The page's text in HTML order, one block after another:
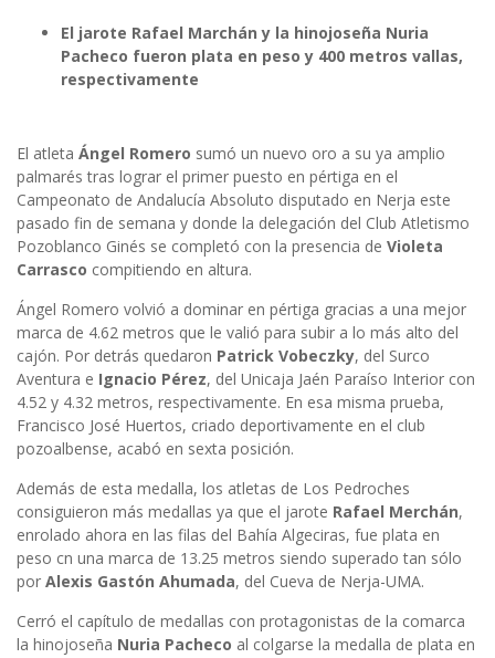
El jarote Rafael Marchán y la hinojoseña Nuria
Pacheco fueron plata en peso y 400 metros vallas,
respectivamente
El atleta Ángel Romero sumó un nuevo oro a su ya amplio
palmarés tras lograr el primer puesto en pértiga en el
Campeonato de Andalucía Absoluto disputado en Nerja este
pasado fin de semana y donde la delegación del Club Atletismo
Pozoblanco Ginés se completó con la presencia de Violeta
Carrasco compitiendo en altura.
Ángel Romero volvió a dominar en pértiga gracias a una mejor
marca de 4.62 metros que le valió para subir a lo más alto del
cajón. Por detrás quedaron Patrick Vobeczky, del Surco
Aventura e Ignacio Pérez, del Unicaja Jaén Paraíso Interior con
4.52 y 4.32 metros, respectivamente. En esa misma prueba,
Francisco José Huertos, criado deportivamente en el club
pozoalbense, acabó en sexta posición.
Además de esta medalla, los atletas de Los Pedroches
consiguieron más medallas ya que el jarote Rafael Merchán,
enrolado ahora en las filas del Bahía Algeciras, fue plata en
peso cn una marca de 13.25 metros siendo superado tan sólo
por Alexis Gastón Ahumada, del Cueva de Nerja-UMA.
Cerró el capítulo de medallas con protagonistas de la comarca
la hinojoseña Nuria Pacheco al colgarse la medalla de plata en